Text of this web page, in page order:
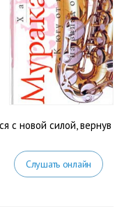
с новой силой, вернув
Слушать онлайн